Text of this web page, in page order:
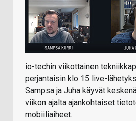
io-techin viikottainen
perjantaisin klo 15 live-
Sampsa ja Juha käyvät
viikon ajalta ajankohtaiset
mobiiliaiheet.